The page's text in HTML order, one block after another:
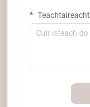
Teachtaireacht